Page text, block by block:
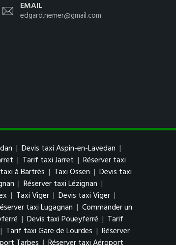
EMAIL
edgard.nemer@gmail.com
| Devis taxi Aspin-en-Lavedan |
| Tarif taxi Jarret | Réserver taxi
à Bartrès | Taxi Ossen | Devis taxi
| Réserver taxi Lézignan |
| Taxi Viger | Devis taxi Viger |
taxi Lugagnan | Commander un
| Devis taxi Poueyferré | Tarif
| Tarif taxi Gare de Lourdes | Réserver